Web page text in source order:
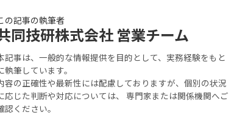
の記事の執筆者
同技研株式会社 営業チーム
記事は、一般的な情報提供を目的として、実務経験をもと
執筆しています。
容の正確性や最新性には配慮しておりますが、個別の状況
応じた判断や対応については、 専門家または関係機関へご
認ください。